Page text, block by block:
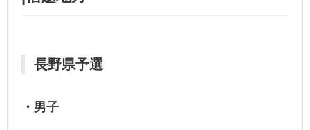
長野県予選
・男子